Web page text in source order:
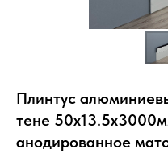
Плинтус
тене
анодированное